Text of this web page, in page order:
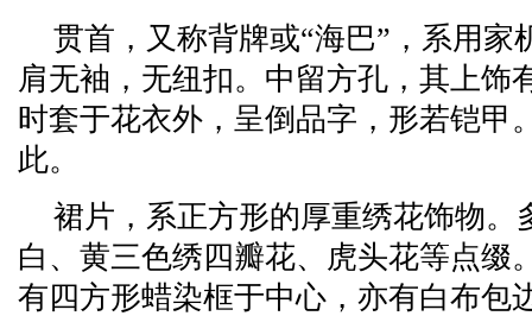
贯首，又称背牌或“海巴”，系用家
肩无袖，无纽扣。中留方孔，其上饰
时套于花衣外，呈倒品字，形若铠甲
此。
裙片，系正方形的厚重绣花饰物。
白、黄三色绣四瓣花、虎头花等点缀
有四方形蜡染框于中心，亦有白布包